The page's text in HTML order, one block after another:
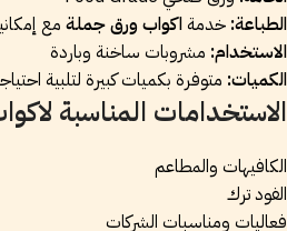
الطباعة: خدمة اكواب ورق جملة مع
الاستخدام: مشروبات ساخنة وباردة
الكميات: متوفرة بكميات كبيرة لتلبية
الاستخدامات المناسبة
الكافيهات والمطاعم
الفود ترك
فعاليات ومناسبات الشركات